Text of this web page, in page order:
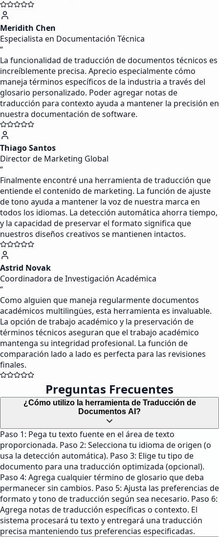
Meridith Chen
Especialista en Documentación Técnica
“
La funcionalidad de traducción de documentos técnicos es
increíblemente precisa. Aprecio especialmente cómo
maneja términos específicos de la industria a través del
glosario personalizado. Poder agregar notas de
traducción para contexto ayuda a mantener la precisión en
nuestra documentación de software.
Thiago Santos
Director de Marketing Global
“
Finalmente encontré una herramienta de traducción que
entiende el contenido de marketing. La función de ajuste
de tono ayuda a mantener la voz de nuestra marca en
todos los idiomas. La detección automática ahorra tiempo,
y la capacidad de preservar el formato significa que
nuestros diseños creativos se mantienen intactos.
Astrid Novak
Coordinadora de Investigación Académica
“
Como alguien que maneja regularmente documentos
académicos multilingües, esta herramienta es invaluable.
La opción de trabajo académico y la preservación de
términos técnicos aseguran que el trabajo académico
mantenga su integridad profesional. La función de
comparación lado a lado es perfecta para las revisiones
finales.
Preguntas Frecuentes
¿Cómo utilizo la herramienta de Traducción de
Documentos AI?
Paso 1: Pega tu texto fuente en el área de texto
proporcionada. Paso 2: Selecciona tu idioma de origen (o
usa la detección automática). Paso 3: Elige tu tipo de
documento para una traducción optimizada (opcional).
Paso 4: Agrega cualquier término de glosario que deba
permanecer sin cambios. Paso 5: Ajusta las preferencias de
formato y tono de traducción según sea necesario. Paso 6:
Agrega notas de traducción específicas o contexto. El
sistema procesará tu texto y entregará una traducción
precisa manteniendo tus preferencias especificadas.